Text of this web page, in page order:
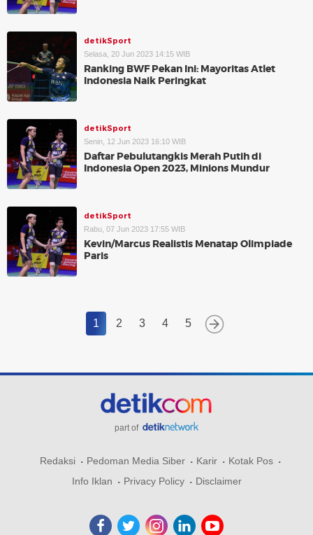
detikSport
Selasa, 20 Jun 2023 14:15 WIB
Ranking BWF Pekan Ini: Mayoritas Atlet
Indonesia Naik Peringkat
detikSport
Senin, 12 Jun 2023 16:10 WIB
Daftar Pebulutangkis Merah Putih di
Indonesia Open 2023, Minions Mundur
detikSport
Rabu, 07 Jun 2023 17:55 WIB
Kevin/Marcus Realistis Menatap Olimpiade
Paris
1 2 3 4 5
part of
Redaksi Pedoman Media Siber Karir
Kotak Pos
Info Iklan
Privacy Policy Disclaimer